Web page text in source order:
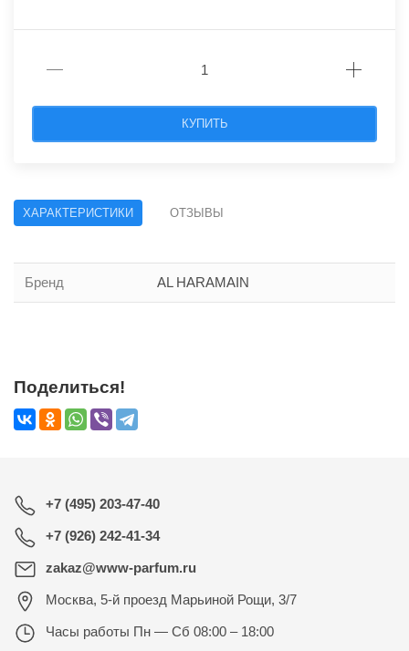
КУПИТЬ
ХАРАКТЕРИСТИКИ ОТЗЫВЫ
Бренд AL HARAMAIN
Поделиться!
+7 (495) 203-47-40
+7 (926) 242-41-34
zakaz@www-parfum.ru
Москва, 5-й проезд Марьиной Рощи, 3/7
Часы работы Пн — Сб 08:00 – 18:00